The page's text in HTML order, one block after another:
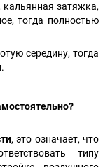
затяжка,
тогда полностью
середину, тогда
, это означает, что
типу